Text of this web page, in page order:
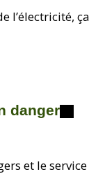
l’électricité,
danger
et le